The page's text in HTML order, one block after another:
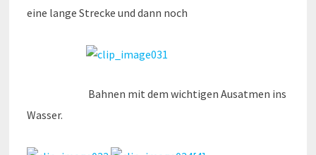
eine lange Strecke und dann noch
Bahnen mit dem wichtigen Ausatmen ins
Wasser.